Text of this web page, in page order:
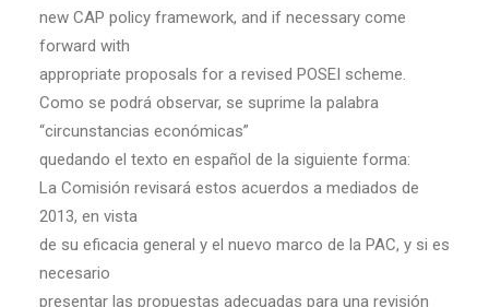
new CAP policy framework, and if necessary come
forward with
appropriate proposals for a revised POSEI scheme.
Como se podrá observar, se suprime la palabra
“circunstancias económicas”
quedando el texto en español de la siguiente forma:
La Comisión revisará estos acuerdos a mediados de
2013, en vista
de su eficacia general y el nuevo marco de la PAC, y si es
necesario
presentar las propuestas adecuadas para una revisión